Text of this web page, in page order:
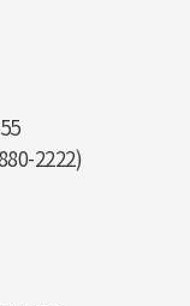
2222)